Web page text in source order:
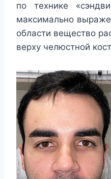
по технике
максимально
области вещество
верху челюстной